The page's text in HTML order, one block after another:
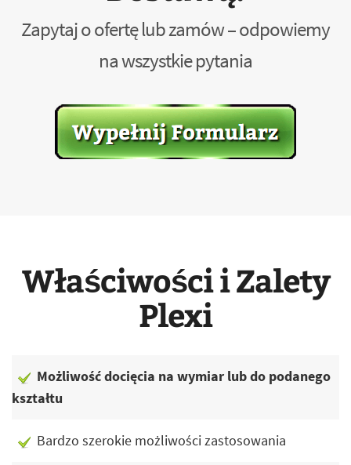
Zapytaj o ofertę lub zamów – odpowiemy
na wszystkie pytania
Właściwości i Zalety
Plexi
Możliwość docięcia na wymiar lub do podanego
kształtu
Bardzo szerokie możliwości zastosowania